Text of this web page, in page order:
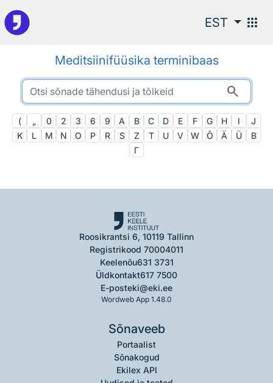
Otsingu juurde
EST apps
Meditsiinifüüsika terminibaas
search
( „ 0 2 3 6 9 A B C D E F G H I
J
K
L M N O P R S Z T U V W Õ Ä Ü
Β
Γ
Roosikrantsi 6, 10119 Tallinn
Registrikood 70004011
Keelenõu631 3731
Üldkontakt617 7500
E-posteki@eki.ee
Wordweb App 1.48.0
Sõnaveeb
Portaalist
Sõnakogud
Ekilex API